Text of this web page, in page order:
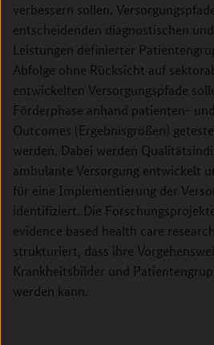
verbessern sollen.
entscheidenden diagnostischen
Leistungen definierter
Abfolge ohne Rücksicht auf
entwickelten Versorgungspfade
Förderphase anhand patienten-
Outcomes (Ergebnisgrößen)
werden. Dabei werden
ambulante Versorgung entwickelt
für eine Implementierung der
identifiziert. Die
evidence based health care
strukturiert, dass ihre
Krankheitsbilder und
werden kann.